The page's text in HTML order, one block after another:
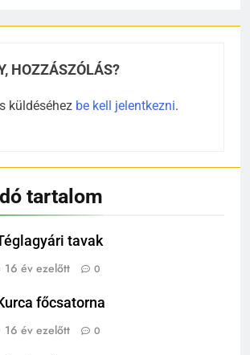
HOZZÁSZÓLÁS?
küldéséhez be kell jelentkezni.
tartalom
tavak
16 év ezelőtt 0
főcsatorna
16 év ezelőtt 0